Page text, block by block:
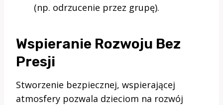
(np. odrzucenie przez grupę).
Wspieranie Rozwoju Bez
Presji
Stworzenie bezpiecznej, wspierającej
atmosfery pozwala dzieciom na rozwój